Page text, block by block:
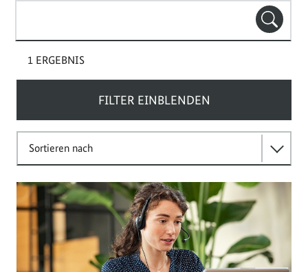
1 ERGEBNIS
FILTER EINBLENDEN
Sortieren nach